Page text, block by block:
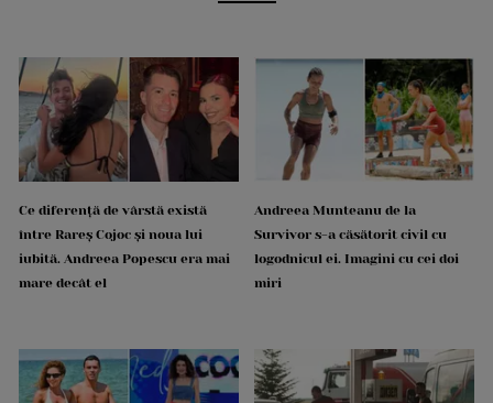
Ce diferență de vârstă există
între Rareș Cojoc și noua lui
iubită. Andreea Popescu era mai
mare decât el
Andreea Munteanu de la
Survivor s-a căsătorit civil cu
logodnicul ei. Imagini cu cei doi
miri